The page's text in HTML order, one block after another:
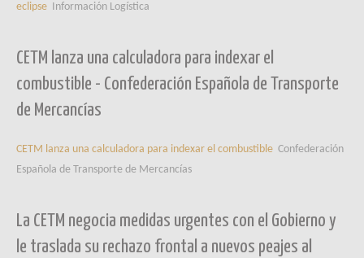
eclipse Información Logística
CETM lanza una calculadora para indexar el
combustible - Confederación Española de Transporte
de Mercancías
CETM lanza una calculadora para indexar el combustible Confederación
Española de Transporte de Mercancías
La CETM negocia medidas urgentes con el Gobierno y
le traslada su rechazo frontal a nuevos peajes al